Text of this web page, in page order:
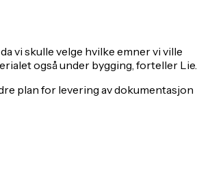
vi skulle velge hvilke emner vi ville
også under bygging, forteller Lie.
plan for levering av dokumentasjon